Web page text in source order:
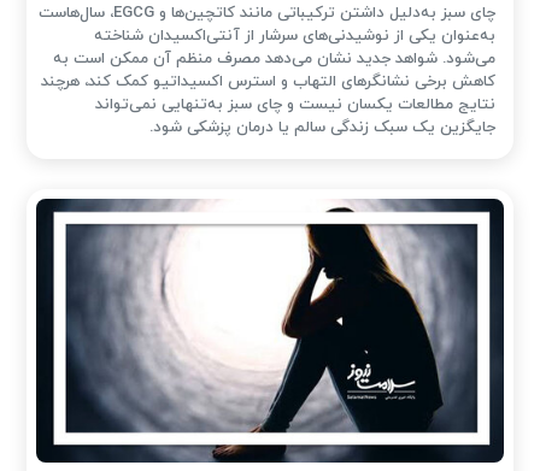
چای سبز به‌دلیل داشتن ترکیباتی مانند کاتچین‌ها و EGCG، سال‌هاست
به‌عنوان یکی از نوشیدنی‌های سرشار از آنتی‌اکسیدان شناخته
می‌شود. شواهد جدید نشان می‌دهد مصرف منظم آن ممکن است به
کاهش برخی نشانگرهای التهاب و استرس اکسیداتیو کمک کند، هرچند
نتایج مطالعات یکسان نیست و چای سبز به‌تنهایی نمی‌تواند
جایگزین یک سبک زندگی سالم یا درمان پزشکی شود.